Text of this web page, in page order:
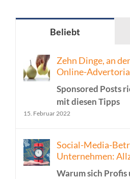
Beliebt
Zehn Dinge, an
Online-
Sponsored Posts
mit diesen Tipps
15. Februar 2022
Social-Media-
Unternehmen:
Warum sich